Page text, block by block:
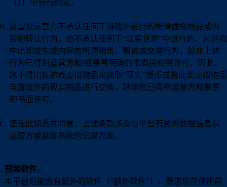
订）中另行约定。
暴雪及运营方不承认任何于游戏外进行的所谓虚拟物品或内
容的转让行为，也不承认任何于“现实世界”中进行的、对游戏
中出现或生成内容的所谓销售、赠送或交易行为，除非上述
行为已得到运营方和/或暴雪明确的书面授权或许可。因此，
您不得出售游戏虚拟物品来换取“现实”货币或将此类虚拟物品
与游戏外的现实物品进行交换，除非您已得到运营方和暴雪
的书面许可。
您在此知悉并同意，上述条款涉及与平台有关的数据信息以
运营方或暴雪系统的记录为准。
预装软件。
本平台可能含有额外的软件（“额外软件”），要求您在使用前